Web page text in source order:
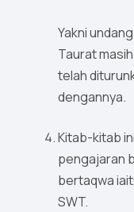
Yakni
Taurat
telah
dengannya.
Kitab-kitab
pengajaran
bertaqwa
SWT.